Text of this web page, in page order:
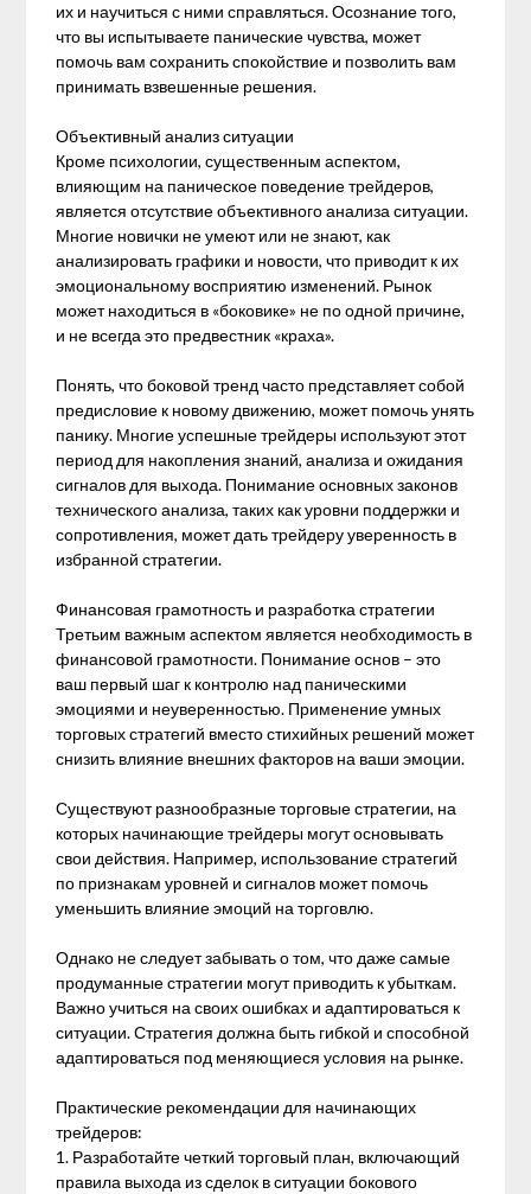
их и научиться с ними справляться. Осознание того,
что вы испытываете панические чувства, может
помочь вам сохранить спокойствие и позволить вам
принимать взвешенные решения.
Объективный анализ ситуации
Кроме психологии, существенным аспектом,
влияющим на паническое поведение трейдеров,
является отсутствие объективного анализа ситуации.
Многие новички не умеют или не знают, как
анализировать графики и новости, что приводит к их
эмоциональному восприятию изменений. Рынок
может находиться в «боковике» не по одной причине,
и не всегда это предвестник «краха».
Понять, что боковой тренд часто представляет собой
предисловие к новому движению, может помочь унять
панику. Многие успешные трейдеры используют этот
период для накопления знаний, анализа и ожидания
сигналов для выхода. Понимание основных законов
технического анализа, таких как уровни поддержки и
сопротивления, может дать трейдеру уверенность в
избранной стратегии.
Финансовая грамотность и разработка стратегии
Третьим важным аспектом является необходимость в
финансовой грамотности. Понимание основ – это
ваш первый шаг к контролю над паническими
эмоциями и неуверенностью. Применение умных
торговых стратегий вместо стихийных решений может
снизить влияние внешних факторов на ваши эмоции.
Существуют разнообразные торговые стратегии, на
которых начинающие трейдеры могут основывать
свои действия. Например, использование стратегий
по признакам уровней и сигналов может помочь
уменьшить влияние эмоций на торговлю.
Однако не следует забывать о том, что даже самые
продуманные стратегии могут приводить к убыткам.
Важно учиться на своих ошибках и адаптироваться к
ситуации. Стратегия должна быть гибкой и способной
адаптироваться под меняющиеся условия на рынке.
Практические рекомендации для начинающих
трейдеров:
1. Разработайте четкий торговый план, включающий
правила выхода из сделок в ситуации бокового